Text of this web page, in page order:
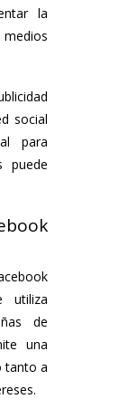
la
social
para
puede
utiliza
de
una
tanto a